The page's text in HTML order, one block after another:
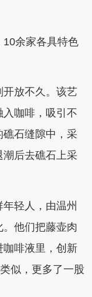
余家各具特色
放不久。该艺
咖啡，吸引不
礁石缝隙中，采
后去礁石上采
轻人，由温州
他们把藤壶肉
啡液里，创新
似，更多了一股